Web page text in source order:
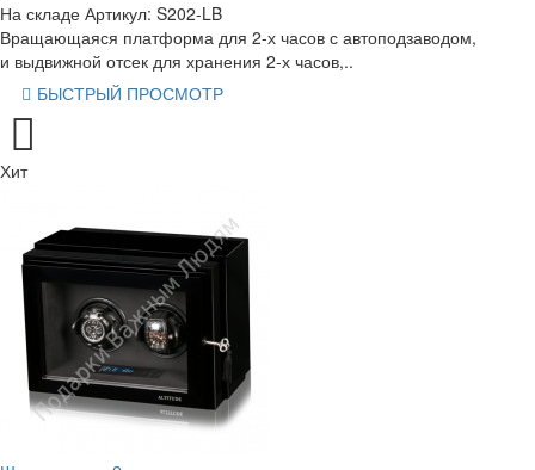
На складе Артикул: S202-LB
Вращающаяся платформа для 2-х часов с автоподзаводом,
и выдвижной отсек для хранения 2-х часов,..
БЫСТРЫЙ ПРОСМОТР
Хит